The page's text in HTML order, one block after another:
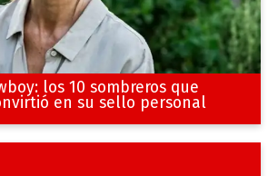
los 10 sombreros que
en su sello personal